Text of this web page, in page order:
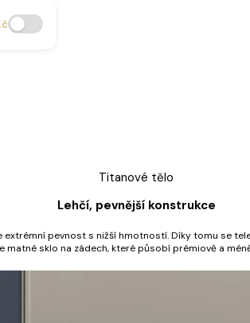
Titanové tělo
Lehčí, pevnější konstrukce
pevnost s nižší hmotností. Díky tomu se
matné sklo na zádech, které působí prémiově a